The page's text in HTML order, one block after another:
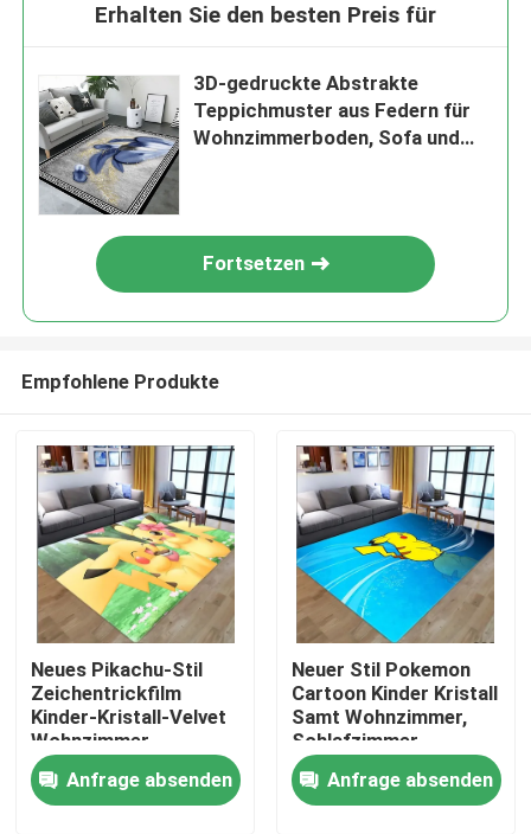
Haus
PRODUKTE
Erhalten Sie den besten Preis für
3D-gedruckte Abstrakte
Teppichmuster aus Federn für
Wohnzimmerboden, Sofa und
Fortsetzen
Empfohlene Produkte
Neues Pikachu-Stil
Zeichentrickfilm
Kinder-Kristall-Velvet
Wohnzimmer,
Schlafzimmer
Wohnzimmer
Fußbodenteppiche
Anfrage absenden
Neuer Stil Pokemon
Cartoon Kinder Kristall
Samt Wohnzimmer,
Schlafzimmer
Wohnzimmer
Fußbodenteppiche
Anfrage absenden